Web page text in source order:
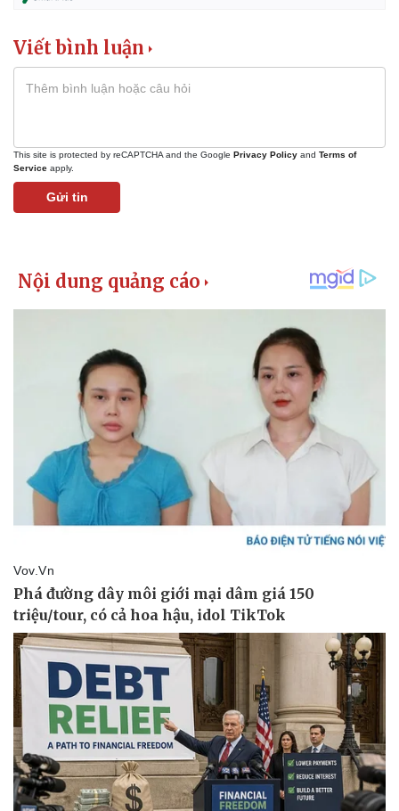
Bất động sản
Khởi nghiệp
Tỷ giá
Chứng khoán
Giá cà phê
Viết bình luận
This site is protected by reCAPTCHA and the Google Privacy Policy and Terms of
Service apply.
Gửi tin